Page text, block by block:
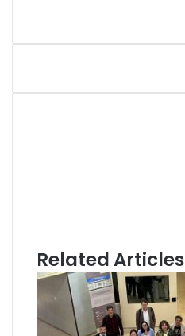
Related Articles